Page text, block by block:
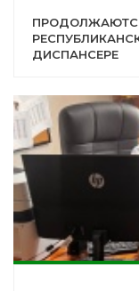
ДИСПАНСЕРЕ